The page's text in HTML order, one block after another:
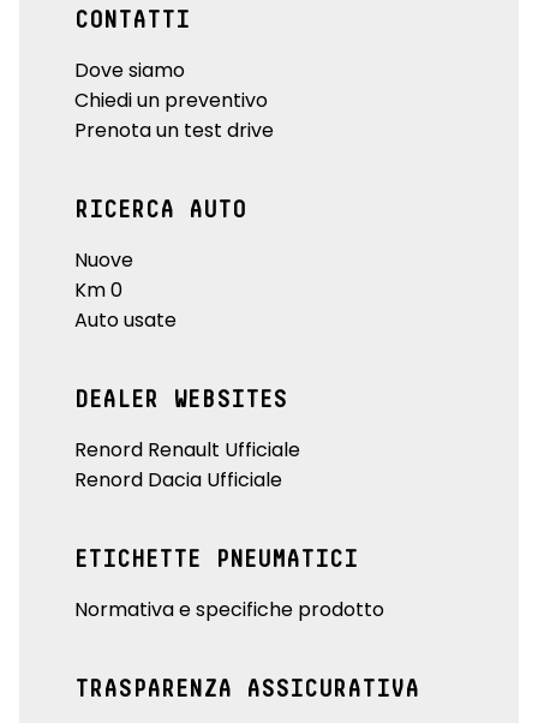
CONTATTI
Dove siamo
Chiedi un preventivo
Prenota un test drive
RICERCA AUTO
Nuove
Km 0
Auto usate
DEALER WEBSITES
Renord Renault Ufficiale
Renord Dacia Ufficiale
ETICHETTE PNEUMATICI
Normativa e specifiche prodotto
TRASPARENZA ASSICURATIVA